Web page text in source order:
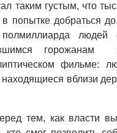
таким густым, что
добраться до
людей
горожанам
фильме:
вблизи
тем, как власти